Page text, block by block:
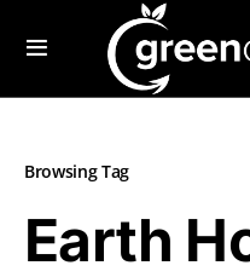
Browsing Tag
Earth